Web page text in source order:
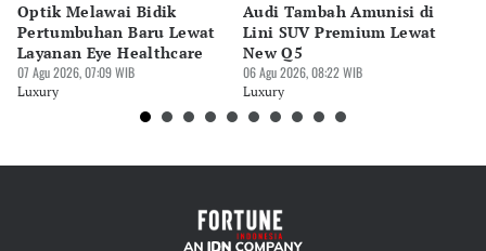
Optik Melawai Bidik
Pertumbuhan Baru Lewat
Layanan Eye Healthcare
07 Agu 2026, 07:09 WIB
Luxury
Audi Tambah Amunisi di
Lini SUV Premium Lewat
New Q5
06 Agu 2026, 08:22 WIB
Luxury